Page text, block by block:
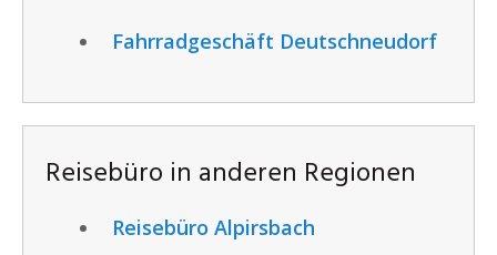
Fahrradgeschäft Deutschneudorf
Reisebüro in anderen Regionen
Reisebüro Alpirsbach